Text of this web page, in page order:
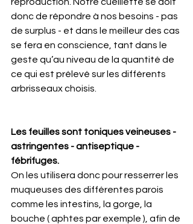
donc de répondre à nos besoins - pas
de surplus - et dans le meilleur des cas
se fera en conscience, tant dans le
geste qu’au niveau de la quantité de
ce qui est prélevé sur les différents
arbrisseaux choisis.
Les feuilles sont toniques veineuses -
astringentes - antiseptique -
fébrifuges.
On les utilisera donc pour resserrer les
muqueuses des différentes parois
comme les intestins, la gorge, la
bouche ( aphtes par exemple ), afin de